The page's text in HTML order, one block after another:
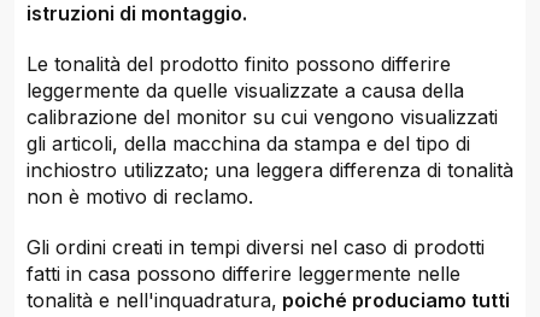
istruzioni di montaggio.
Le tonalità del prodotto finito possono differire
leggermente da quelle visualizzate a causa della
calibrazione del monitor su cui vengono visualizzati
gli articoli, della macchina da stampa e del tipo di
inchiostro utilizzato; una leggera differenza di tonalità
non è motivo di reclamo.
Gli ordini creati in tempi diversi nel caso di prodotti
fatti in casa possono differire leggermente nelle
tonalità e nell'inquadratura, poiché produciamo tutti